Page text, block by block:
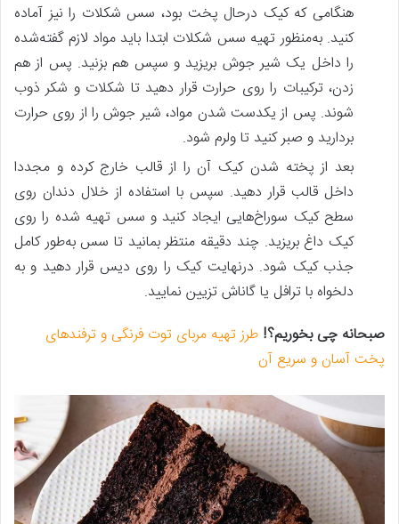
هنگامی‌ که کیک درحال پخت بود، سس شکلات را نیز آماده
کنید. به‌منظور تهیه سس شکلات ابتدا باید مواد لازم گفته‌شده
را داخل یک شیر جوش بریزید و سپس هم بزنید. پس‌ از هم
زدن، ترکیبات را روی حرارت قرار دهید تا شکلات و شکر ذوب
شوند. پس‌ از یکدست شدن مواد، شیر جوش را از روی حرارت
بردارید و صبر کنید تا ولرم شود.
بعد از پخته شدن کیک آن را از قالب خارج کرده و مجددا
داخل قالب قرار دهید. سپس با استفاده از خلال دندان روی
سطح کیک سوراخ‌هایی ایجاد کنید و سس تهیه شده را روی
کیک داغ بریزید. چند دقیقه منتظر بمانید تا سس به‌طور کامل
جذب کیک شود. درنهایت کیک را روی دیس قرار دهید و به
دلخواه با ترافل یا گاناش تزیین نمایید.
صبحانه چی بخوریم؟! طرز تهیه مربای توت فرنگی و ترفندهای
پخت آسان و سریع آن